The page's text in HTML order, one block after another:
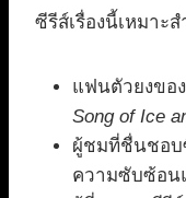
ซีรีส์เรื่องนี้เหมาะ
แฟนตัวยงขอ
Song of Ice
ผู้ชมที่ชื่นชอบ
ความซับซ้อน